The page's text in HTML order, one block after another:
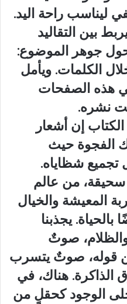
ليناسب راحة اليد.
بين التقاليد
جوهر الموضوع:
الكلمات. ويأمل
هذه الصفحات
نشره.
إن أشعار
الفجوة حيث
تجميع شظاياه.
من عالم
المعيشة والخيال
بالحياة. يجذبنا
صوتٌ
قوله، صوتٌ يتسرب
الذاكرة. هناك، في
الوجود كحقلٍ من